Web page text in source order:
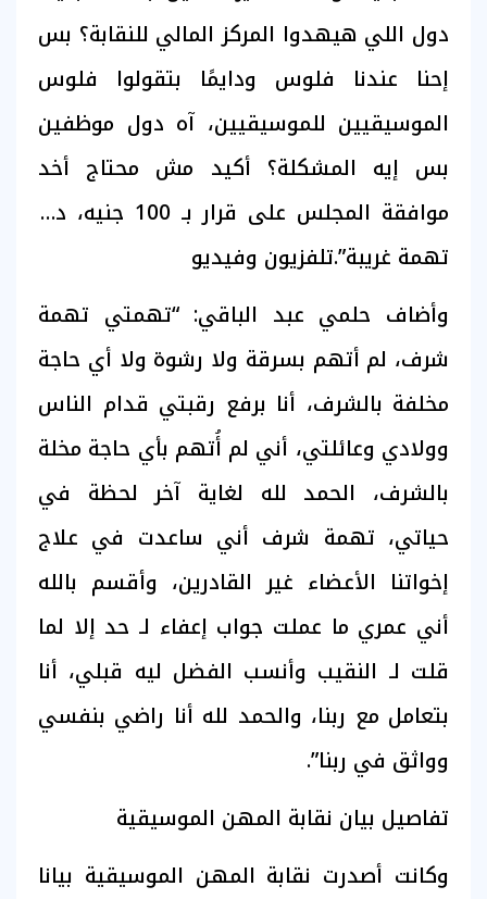
دول اللي هيهدوا المركز المالي للنقابة؟ بس
إحنا عندنا فلوس ودايمًا بتقولوا فلوس
الموسيقيين للموسيقيين، آه دول موظفين
بس إيه المشكلة؟ أكيد مش محتاج أخد
موافقة المجلس على قرار بـ 100 جنيه، دي
تهمة غريبة”.تلفزيون وفيديو
وأضاف حلمي عبد الباقي: “تهمتي تهمة
شرف، لم أتهم بسرقة ولا رشوة ولا أي حاجة
مخلفة بالشرف، أنا برفع رقبتي قدام الناس
وولادي وعائلتي، أني لم أُتهم بأي حاجة مخلة
بالشرف، الحمد لله لغاية آخر لحظة في
حياتي، تهمة شرف أني ساعدت في علاج
إخواتنا الأعضاء غير القادرين، وأقسم بالله
أني عمري ما عملت جواب إعفاء لـ حد إلا لما
قلت لـ النقيب وأنسب الفضل ليه قبلي، أنا
بتعامل مع ربنا، والحمد لله أنا راضي بنفسي
وواثق في ربنا”.
تفاصيل بيان نقابة المهن الموسيقية
وكانت أصدرت نقابة المهن الموسيقية بيانا